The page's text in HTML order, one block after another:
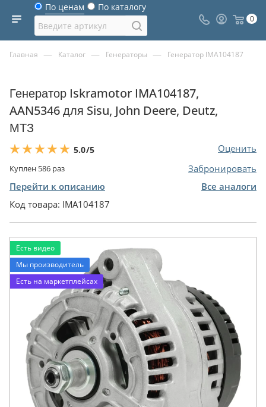
По ценам По каталогу
0
Главная — Каталог — Генераторы — Генератор IMA104187
Генератор Iskramotor IMA104187,
AAN5346 для Sisu, John Deere, Deutz,
МТЗ
5.0/5 Оценить
Куплен 586 раз
Забронировать
Перейти к описанию
Все аналоги
Код товара: IMA104187
Есть видео
Мы производитель
Есть на маркетплейсах